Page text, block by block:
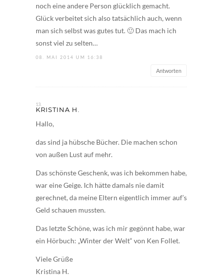
noch eine andere Person glücklich gemacht.
Glück verbeitet sich also tatsächlich auch, wenn
man sich selbst was gutes tut. 🙂 Das mach ich
sonst viel zu selten…
08. MAI 2014 UM 16:38
Antworten
KRISTINA H.
Hallo,
das sind ja hübsche Bücher. Die machen schon
von außen Lust auf mehr.
Das schönste Geschenk, was ich bekommen habe,
war eine Geige. Ich hätte damals nie damit
gerechnet, da meine Eltern eigentlich immer auf’s
Geld schauen mussten.
Das letzte Schöne, was ich mir gegönnt habe, war
ein Hörbuch: „Winter der Welt“ von Ken Follet.
Viele Grüße
Kristina H.